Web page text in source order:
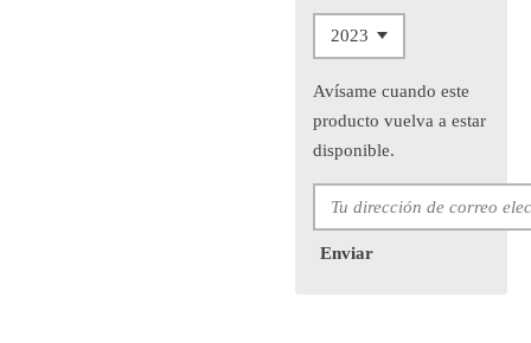
Avísame cuando este
producto vuelva a estar
disponible.
Enviar